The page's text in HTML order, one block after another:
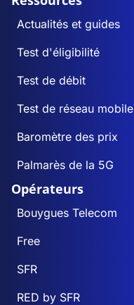
Actualités et guides
Test d'éligibilité
Test de débit
Test de réseau mobile
Baromètre des prix
Palmarès de la 5G
Opérateurs
Bouygues Telecom
Free
SFR
RED by SFR